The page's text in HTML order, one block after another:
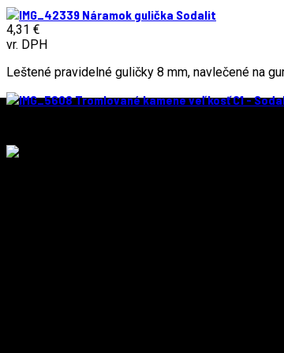
Náramok gulička Sodalit
4,31 €
vr. DPH
Leštené pravidelné guličky 8 mm, navlečené na
Tromlované kamene veľkosť C1 -
Sodalit- tromlované kamene leštené a brúsené,